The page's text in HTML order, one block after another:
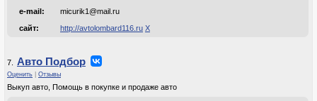
e-mail:
micurik1@mail.ru
сайт:
http://avtolombard116.ru Х
7. Авто Подбор
Оценить Отзывы
Выкуп авто, Помощь в покупке и продаже авто